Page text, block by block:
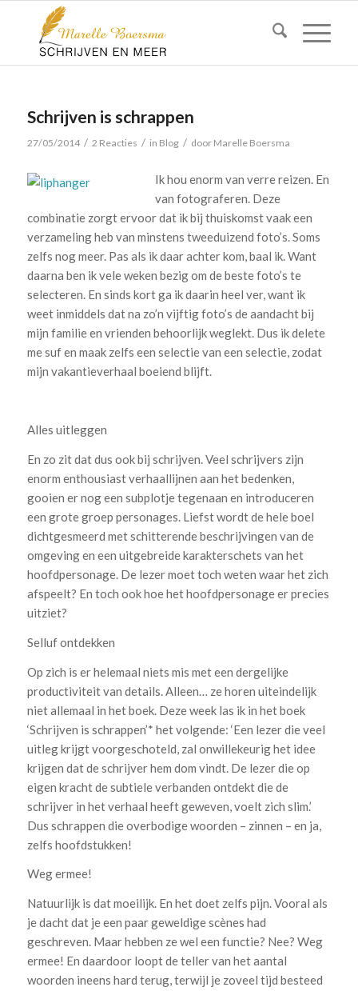
Schrijven is schrappen
27/05/2014 / 2 Reacties / in Blog / door Marelle Boersma
Ik hou enorm van verre reizen. En
van fotograferen. Deze
combinatie zorgt ervoor dat ik bij thuiskomst vaak een
verzameling heb van minstens tweeduizend foto’s. Soms
zelfs nog meer. Pas als ik daar achter kom, baal ik. Want
daarna ben ik vele weken bezig om de beste foto’s te
selecteren. En sinds kort ga ik daarin heel ver, want ik
weet inmiddels dat na zo’n vijftig foto’s de aandacht bij
mijn familie en vrienden behoorlijk weglekt. Dus ik delete
me suf en maak zelfs een selectie van een selectie, zodat
mijn vakantieverhaal boeiend blijft.
Alles uitleggen
En zo zit dat dus ook bij schrijven. Veel schrijvers zijn
enorm enthousiast verhaallijnen aan het bedenken,
gooien er nog een subplotje tegenaan en introduceren
een grote groep personages. Liefst wordt de hele boel
dichtgesmeerd met schitterende beschrijvingen van de
omgeving en een uitgebreide karakterschets van het
hoofdpersonage. De lezer moet toch weten waar het zich
afspeelt? En toch ook hoe het hoofdpersonage er precies
uitziet?
Selluf ontdekken
Op zich is er helemaal niets mis met een dergelijke
productiviteit van details. Alleen… ze horen uiteindelijk
niet allemaal in het boek. Deze week las ik in het boek
‘Schrijven is schrappen’* het volgende: ‘Een lezer die veel
uitleg krijgt voorgeschoteld, zal onwillekeurig het idee
krijgen dat de schrijver hem dom vindt. De lezer die op
eigen kracht de subtiele verbanden ontdekt die de
schrijver in het verhaal heeft geweven, voelt zich slim.’
Dus schrappen die overbodige woorden – zinnen – en ja,
zelfs hoofdstukken!
Weg ermee!
Natuurlijk is dat moeilijk. En het doet zelfs pijn. Vooral als
je dacht dat je een paar geweldige scènes had
geschreven. Maar hebben ze wel een functie? Nee? Weg
ermee! En daardoor loopt de teller van het aantal
woorden ineens hard terug, terwijl je zoveel tijd besteed